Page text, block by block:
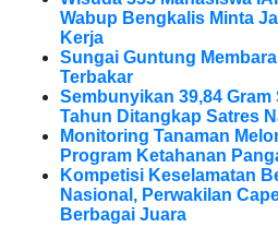
Wabup Bengkalis Minta
Kerja
Sungai Guntung
Terbakar
Sembunyikan 39,84 Gram
Tahun Ditangkap Satres
Monitoring Tanaman
Program Ketahanan
Kompetisi Keselamatan
Nasional, Perwakilan
Berbagai Juara